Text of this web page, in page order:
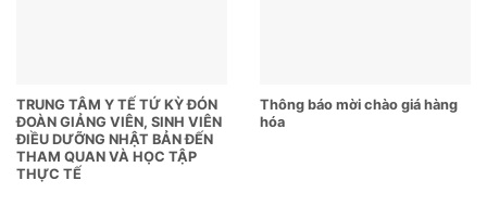
TRUNG TÂM Y TẾ TỨ KỲ ĐÓN
ĐOÀN GIẢNG VIÊN, SINH VIÊN
ĐIỀU DƯỠNG NHẬT BẢN ĐẾN
THAM QUAN VÀ HỌC TẬP
THỰC TẾ
Thông báo mời chào giá hàng
hóa